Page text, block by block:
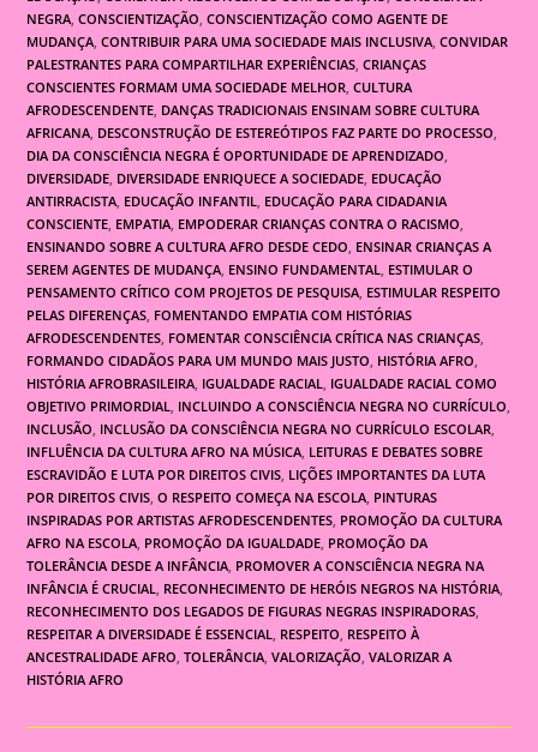
NEGRA, CONSCIENTIZAÇÃO, CONSCIENTIZAÇÃO COMO AGENTE DE
MUDANÇA, CONTRIBUIR PARA UMA SOCIEDADE MAIS INCLUSIVA, CONVIDAR
PALESTRANTES PARA COMPARTILHAR EXPERIÊNCIAS, CRIANÇAS
CONSCIENTES FORMAM UMA SOCIEDADE MELHOR, CULTURA
AFRODESCENDENTE, DANÇAS TRADICIONAIS ENSINAM SOBRE CULTURA
AFRICANA, DESCONSTRUÇÃO DE ESTEREÓTIPOS FAZ PARTE DO PROCESSO,
DIA DA CONSCIÊNCIA NEGRA É OPORTUNIDADE DE APRENDIZADO,
DIVERSIDADE, DIVERSIDADE ENRIQUECE A SOCIEDADE, EDUCAÇÃO
ANTIRRACISTA, EDUCAÇÃO INFANTIL, EDUCAÇÃO PARA CIDADANIA
CONSCIENTE, EMPATIA, EMPODERAR CRIANÇAS CONTRA O RACISMO,
ENSINANDO SOBRE A CULTURA AFRO DESDE CEDO, ENSINAR CRIANÇAS A
SEREM AGENTES DE MUDANÇA, ENSINO FUNDAMENTAL, ESTIMULAR O
PENSAMENTO CRÍTICO COM PROJETOS DE PESQUISA, ESTIMULAR RESPEITO
PELAS DIFERENÇAS, FOMENTANDO EMPATIA COM HISTÓRIAS
AFRODESCENDENTES, FOMENTAR CONSCIÊNCIA CRÍTICA NAS CRIANÇAS,
FORMANDO CIDADÃOS PARA UM MUNDO MAIS JUSTO, HISTÓRIA AFRO,
HISTÓRIA AFROBRASILEIRA, IGUALDADE RACIAL, IGUALDADE RACIAL COMO
OBJETIVO PRIMORDIAL, INCLUINDO A CONSCIÊNCIA NEGRA NO CURRÍCULO,
INCLUSÃO, INCLUSÃO DA CONSCIÊNCIA NEGRA NO CURRÍCULO ESCOLAR,
INFLUÊNCIA DA CULTURA AFRO NA MÚSICA, LEITURAS E DEBATES SOBRE
ESCRAVIDÃO E LUTA POR DIREITOS CIVIS, LIÇÕES IMPORTANTES DA LUTA
POR DIREITOS CIVIS, O RESPEITO COMEÇA NA ESCOLA, PINTURAS
INSPIRADAS POR ARTISTAS AFRODESCENDENTES, PROMOÇÃO DA CULTURA
AFRO NA ESCOLA, PROMOÇÃO DA IGUALDADE, PROMOÇÃO DA
TOLERÂNCIA DESDE A INFÂNCIA, PROMOVER A CONSCIÊNCIA NEGRA NA
INFÂNCIA É CRUCIAL, RECONHECIMENTO DE HERÓIS NEGROS NA HISTÓRIA,
RECONHECIMENTO DOS LEGADOS DE FIGURAS NEGRAS INSPIRADORAS,
RESPEITAR A DIVERSIDADE É ESSENCIAL, RESPEITO, RESPEITO À
ANCESTRALIDADE AFRO, TOLERÂNCIA, VALORIZAÇÃO, VALORIZAR A
HISTÓRIA AFRO